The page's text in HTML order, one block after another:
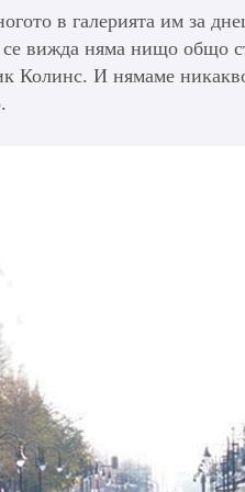
в галерията им за
вижда няма нищо общо
Колинс. И нямаме